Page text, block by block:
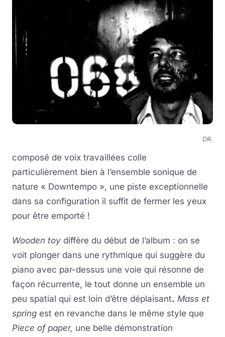
DR.
composé de voix travaillées colle
particulièrement bien à l’ensemble sonique de
nature « Downtempo », une piste exceptionnelle
dans sa configuration il suffit de fermer les yeux
pour être emporté !
Wooden toy diffère du début de l’album : on se
voit plonger dans une rythmique qui suggère du
piano avec par-dessus une voie qui résonne de
façon récurrente, le tout donne un ensemble un
peu spatial qui est loin d’être déplaisant. Mass et
spring est en revanche dans le même style que
Piece of paper, une belle démonstration